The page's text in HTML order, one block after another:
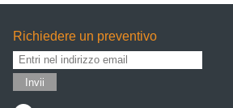
Richiedere un preventivo
Invii